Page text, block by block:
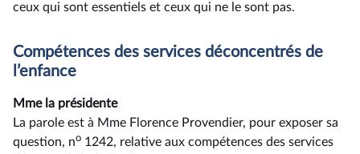
ceux qui sont essentiels et ceux qui ne le sont pas.
Compétences des services déconcentrés de
l’enfance
Mme la présidente
La parole est à Mme Florence Provendier, pour exposer sa
question, no 1242, relative aux compétences des services